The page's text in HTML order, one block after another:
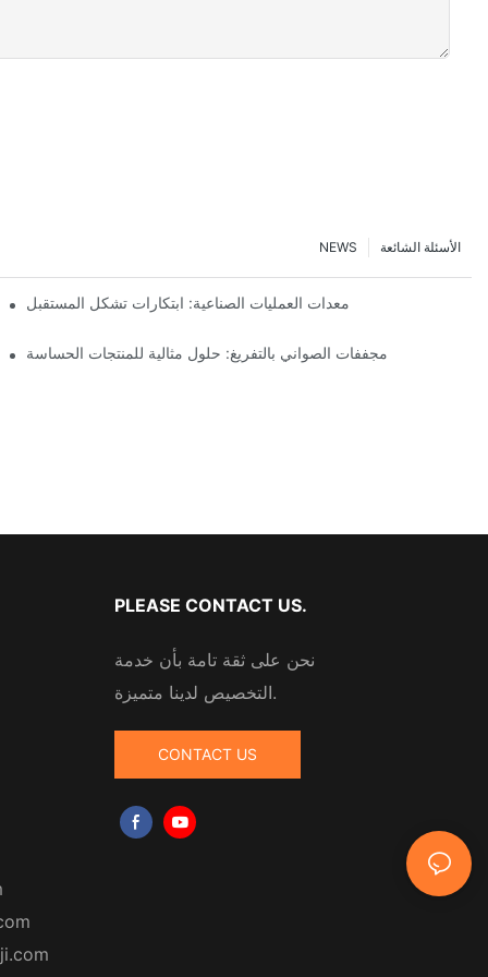
الأسئلة الشائعة NEWS
معدات العمليات الصناعية: ابتكارات تشكل المستقبل
مجففات الصواني بالتفريغ: حلول مثالية للمنتجات الحساسة
PLEASE CONTACT US.
نحن على ثقة تامة بأن خدمة
التخصيص لدينا متميزة.
CONTACT US